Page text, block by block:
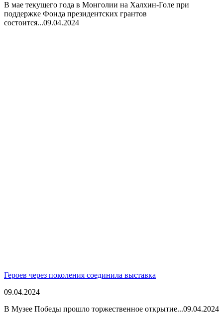
В мае текущего года в Монголии на Халхин-Голе при
поддержке Фонда президентских грантов
состоится...09.04.2024
Героев через поколения соединила выставка
09.04.2024
В Музее Победы прошло торжественное открытие...09.04.2024